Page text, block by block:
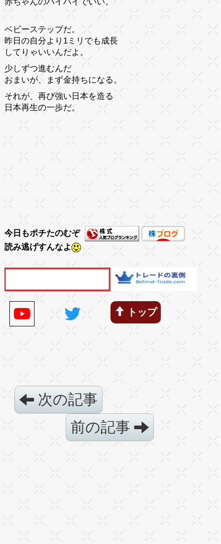
ベビーステップだ。
昨日の自分より1ミリでも成長
してりゃいいんだよ。
少しずつ進むんだ
おまいが、まず金持ちになる。
それが、再び強い日本を造る
日本再生の一歩だ。
今日もポチたのむぞ
読み逃げすんなよ
トップ
次の記事
前の記事